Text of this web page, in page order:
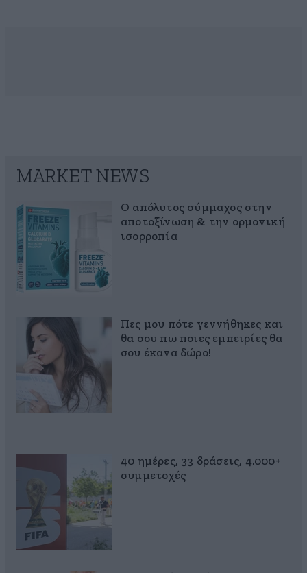
MARKET NEWS
Ο απόλυτος σύμμαχος στην
αποτοξίνωση & την ορμονική
ισορροπία
Πες μου πότε γεννήθηκες και
θα σου πω ποιες εμπειρίες θα
σου έκανα δώρο!
40 ημέρες, 33 δράσεις, 4.000+
συμμετοχές